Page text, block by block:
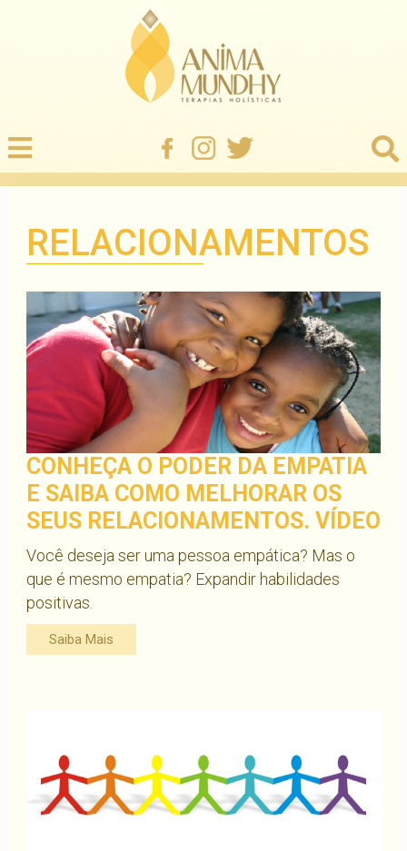
RELACIONAMENTOS
CONHEÇA O PODER DA EMPATIA
E SAIBA COMO MELHORAR OS
SEUS RELACIONAMENTOS. VÍDEO
Você deseja ser uma pessoa empática? Mas o
que é mesmo empatia? Expandir habilidades
positivas.
Saiba Mais